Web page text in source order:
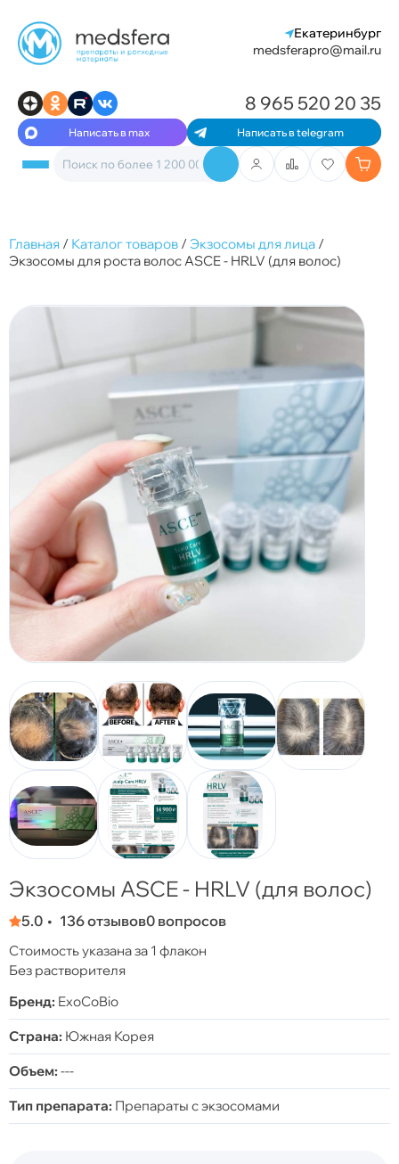
Екатеринбург
medsferapro@mail.ru
Написать в max Написать в telegram
8 965 520 20 35
Главная / Каталог товаров /Экзосомы для лица /
Экзосомы для роста волос ASCE - HRLV (для волос)
Экзосомы ASCE - HRLV (для волос)
5.0 136 отзывов0 вопросов
Стоимость указана за 1 флакон
Без растворителя
Бренд: ExoCoBio
Страна: Южная Корея
Объем: ---
Тип препарата: Препараты с экзосомами